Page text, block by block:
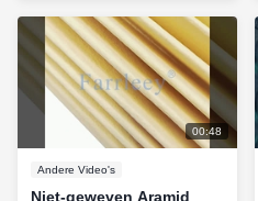
00:48
Andere Video's
Niet-geweven Aramid